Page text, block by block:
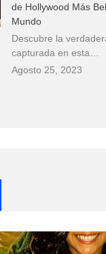
de Hollywood Más
Mundo
Descubre la
capturada en esta…
Agosto 25, 2023